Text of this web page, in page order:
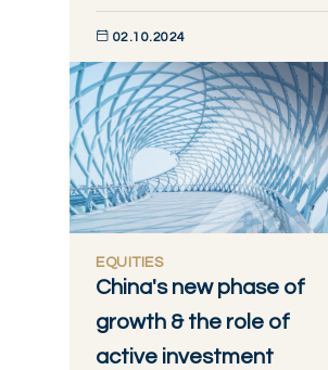
02.10.2024
DÉCOUVRIR MAINTENANT
EQUITIES
China's new phase of
growth & the role of
active investment